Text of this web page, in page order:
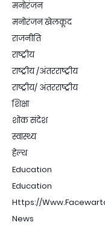
मनोरंजन
मनोरंजन खेलकूद
राजनीति
राष्ट्रीय
राष्ट्रीय /अंतरराष्ट्रीय
राष्ट्रीय/ अंतरराष्ट्रीय
शिक्षा
शोक संदेश
स्वास्थ्य
हेल्थ
Education
Education
Https://
News